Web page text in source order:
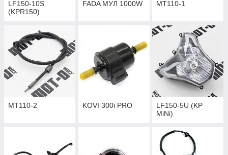
LF150-10S
(KPR150)
FADA МУЛ 1000W MT110-1
MT110-2 KOVI 300i PRO
LF150-5U (KP
MiNi)